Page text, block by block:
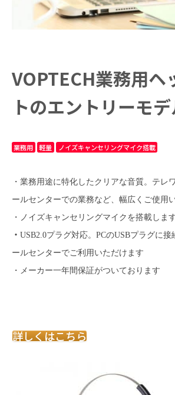
VOPTECH業務用ヘ
トのエントリーモ
業務用 軽量 ノイズキャンセリングマイク搭載
・業務用途に特化したクリアな音質。テレ
ールセンターでの業務など、幅広くご使用
・ノイズキャンセリングマイクを搭載しま
・ USB2.0プラグ対応。PCのUSBプラグに
ールセンターでご利用いただけます
・メーカー一年間保証がついております
詳しくはこちら